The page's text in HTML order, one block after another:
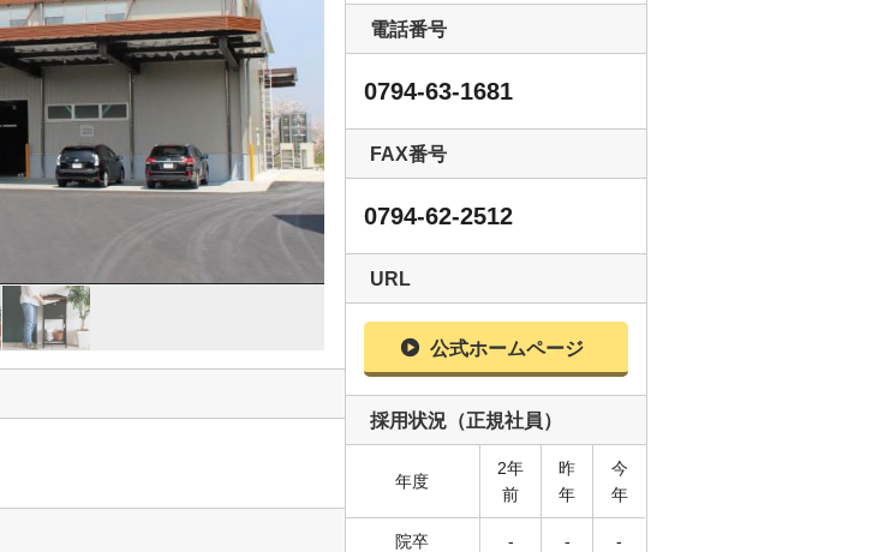
電話番号
0794-63-1681
FAX番号
0794-62-2512
URL
公式ホームページ
採用状況（正規社員）
年度
2年
前
昨
年
今
年
院卒 - - -